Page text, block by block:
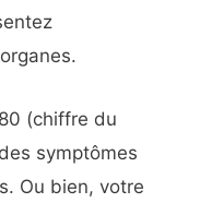
(chiffre du
symptômes
Ou bien, votre